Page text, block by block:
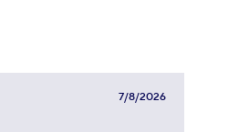
7/8/2026